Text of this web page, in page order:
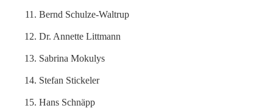
Bernd Schulze-Waltrup
Dr. Annette Littmann
Sabrina Mokulys
Stefan Stickeler
Hans Schnäpp